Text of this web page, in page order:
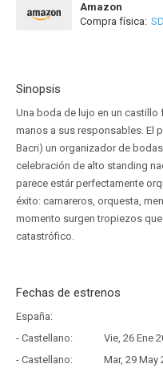
Amazon
Compra física: SD
Sinopsis
Una boda de lujo en un castillo
manos a sus responsables. El
Bacri) un organizador de
celebración de alto standing
parece estár perfectamente
éxito: camareros, orquesta,
momento surgen tropiezos
catastrófico.
Fechas de estrenos
España:
- Castellano:
Vie, 26 Ene 2018
- Castellano:
Mar, 29 May 2018